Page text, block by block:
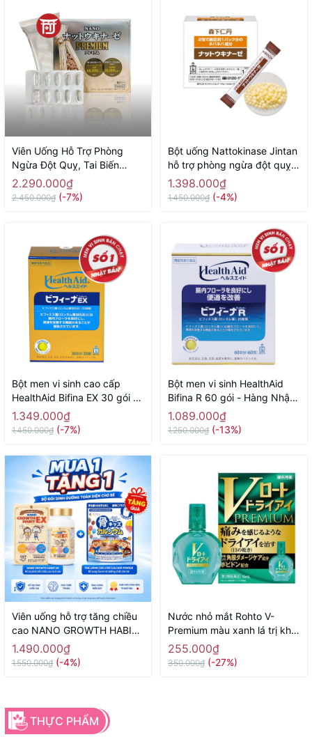
Viên Uống Hỗ Trợ Phòng
Ngừa Đột Quỵ, Tai Biến
Nano Nattokinase Premium
60000fu NICHIEI BUSSAN
2.290.000₫
2.450.000₫ (-7%)
Bột uống Nattokinase Jintan
hỗ trợ phòng ngừa đột quỵ,
tai biến, giảm mỡ máu 60 gói
- Hàng Nhật chính hãng
1.398.000₫
1.450.000₫ (-4%)
Bột men vi sinh cao cấp
HealthAid Bifina EX 30 gói -
Hàng Nhật chính hãng
1.349.000₫
1.450.000₫ (-7%)
Bột men vi sinh HealthAid
Bifina R 60 gói - Hàng Nhật
chính hãng
1.089.000₫
1.250.000₫ (-13%)
Viên uống hỗ trợ tăng chiều
cao NANO GROWTH HABIT
EX NICHIEI BUSSAN 120
viên ( 60 ngày) - Hàng Nhật
1.490.000₫
1.550.000₫ (-4%)
Nước nhỏ mắt Rohto V-
Premium màu xanh lá trị khô
mắt, ngứa, cộm mắt 15ml -
Hàng Nhật chính hãng
255.000₫
350.000₫ (-27%)
THỰC PHẨM